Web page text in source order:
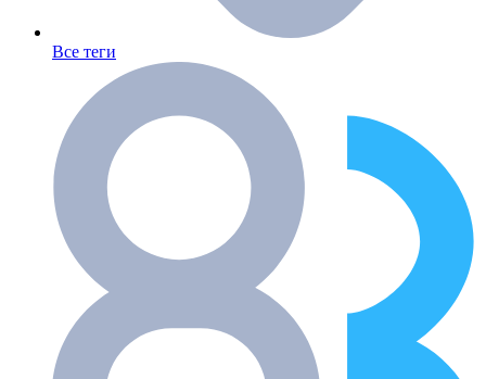
Все теги